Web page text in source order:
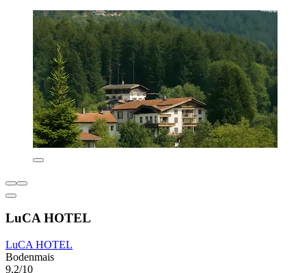
LuCA HOTEL
LuCA HOTEL
Bodenmais
9,2/10